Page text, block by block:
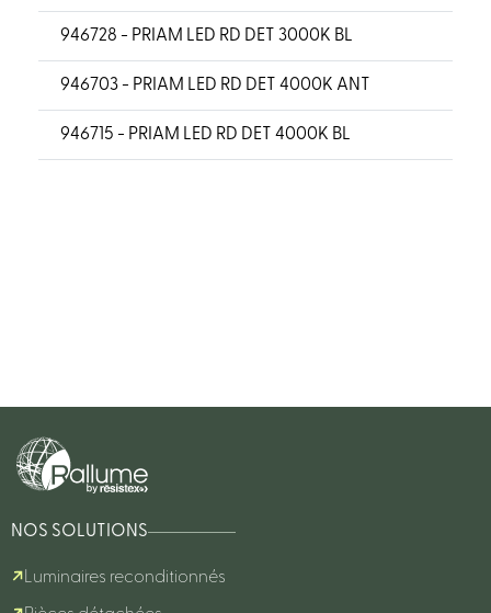
946728 - PRIAM LED RD DET 3000K BL
946703 - PRIAM LED RD DET 4000K ANT
946715 - PRIAM LED RD DET 4000K BL
NOS SOLUTIONS
Luminaires reconditionnés